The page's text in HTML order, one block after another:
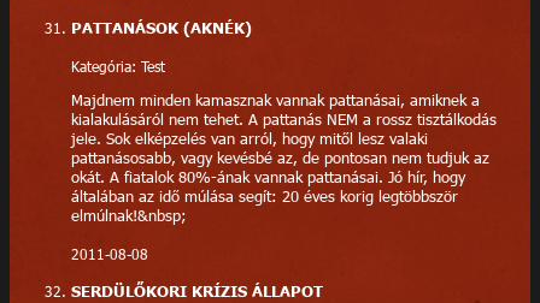
PATTANÁSOK (AKNÉK)
Kategória: Test
Majdnem minden kamasznak vannak pattanásai, amiknek a
kialakulásáról nem tehet. A pattanás NEM a rossz tisztálkodás
jele. Sok elképzelés van arról, hogy mitől lesz valaki
pattanásosabb, vagy kevésbé az, de pontosan nem tudjuk az
okát. A fiatalok 80%-ának vannak pattanásai. Jó hír, hogy
általában az idő múlása segít: 20 éves korig legtöbbször
elmúlnak!&nbsp;
2011-08-08
SERDÜLŐKORI KRÍZIS ÁLLAPOT